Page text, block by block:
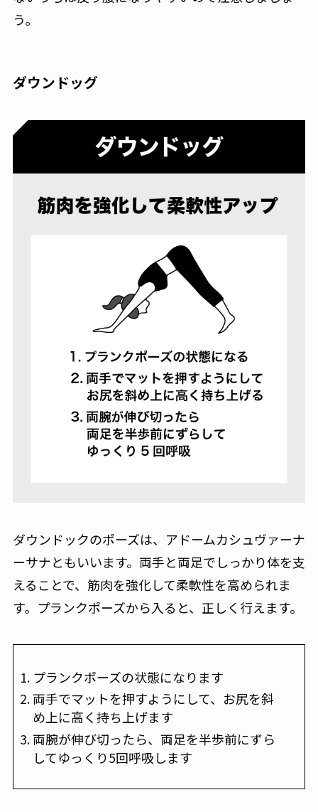
う。
ダウンドッグ
ダウンドックのポーズは、アドームカシュヴァーナ
ーサナともいいます。両手と両足でしっかり体を支
えることで、筋肉を強化して柔軟性を高められま
す。プランクポーズから入ると、正しく行えます。
プランクポーズの状態になります
両手でマットを押すようにして、お尻を斜
め上に高く持ち上げます
両腕が伸び切ったら、両足を半歩前にずら
してゆっくり5回呼吸します